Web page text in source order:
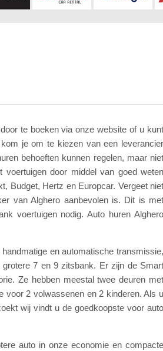
te boeken via onze website of u kunt
je om te kiezen van een leverancier
behoeften kunnen regelen, maar niet
door middel van goed weten
Budget, Hertz en Europcar. Vergeet niet
van Alghero aanbevolen is. Dit is met
voertuigen nodig. Auto huren Alghero
en automatische transmissie,
7 en 9 zitsbank. Er zijn de Smart
Ze hebben meestal twee deuren met
voor 2 volwassenen en 2 kinderen. Als u
wij vindt u de goedkoopste voor auto
auto in onze economie en compacte